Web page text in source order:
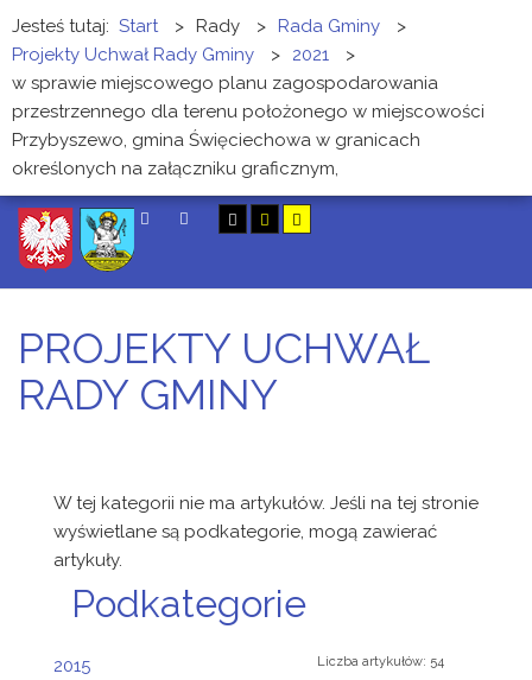
Jesteś tutaj: Start > Rady > Rada Gminy
>
Projekty Uchwał Rady Gminy
> 2021
>
w sprawie miejscowego planu zagospodarowania
przestrzennego dla terenu położonego w miejscowości
Przybyszewo, gmina Święciechowa w granicach
określonych na załączniku graficznym,
PROJEKTY UCHWAŁ
RADY GMINY
W tej kategorii nie ma artykułów. Jeśli na tej stronie
wyświetlane są podkategorie, mogą zawierać
artykuły.
Podkategorie
2015 Liczba artykułów: 54